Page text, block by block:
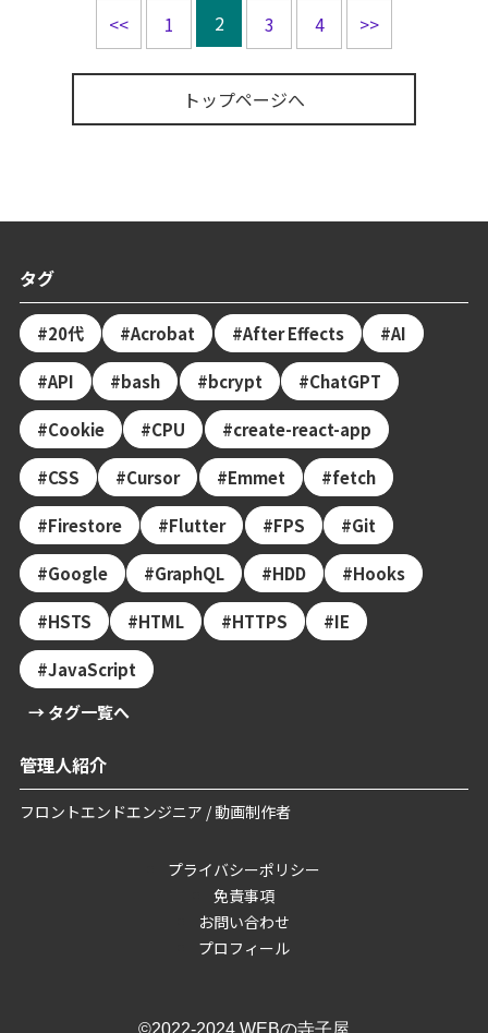
り
<< 1 2 3 4 >>
トップページへ
タグ
20代 Acrobat After Effects AI
API bash bcrypt ChatGPT
Cookie CPU create-react-app
CSS Cursor Emmet fetch
Firestore Flutter FPS Git
Google GraphQL HDD Hooks
HSTS HTML HTTPS IE
JavaScript
→ タグ一覧へ
管理人紹介
フロントエンドエンジニア / 動画制作者
プライバシーポリシー
免責事項
お問い合わせ
プロフィール